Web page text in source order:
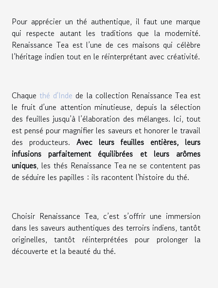
Pour apprécier un thé authentique, il faut une marque
qui respecte autant les traditions que la modernité.
Renaissance Tea est l’une de ces maisons qui célèbre
l’héritage indien tout en le réinterprétant avec créativité.
Chaque thé d'Inde de la collection Renaissance Tea est
le fruit d’une attention minutieuse, depuis la sélection
des feuilles jusqu’à l’élaboration des mélanges. Ici, tout
est pensé pour magnifier les saveurs et honorer le travail
des producteurs. Avec leurs feuilles entières, leurs
infusions parfaitement équilibrées et leurs arômes
uniques, les thés Renaissance Tea ne se contentent pas
de séduire les papilles : ils racontent l'histoire du thé.
Choisir Renaissance Tea, c’est s’offrir une immersion
dans les saveurs authentiques des terroirs indiens, tantôt
originelles, tantôt réinterprétées pour prolonger la
découverte et la beauté du thé.